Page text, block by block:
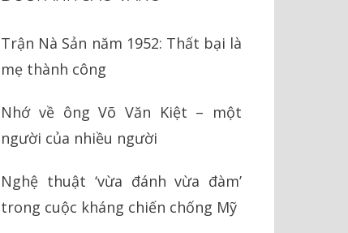
Trận Nà Sản năm 1952: Thất bại là
mẹ thành công
Nhớ về ông Võ Văn Kiệt – một
người của nhiều người
Nghệ thuật ‘vừa đánh vừa đàm’
trong cuộc kháng chiến chống Mỹ